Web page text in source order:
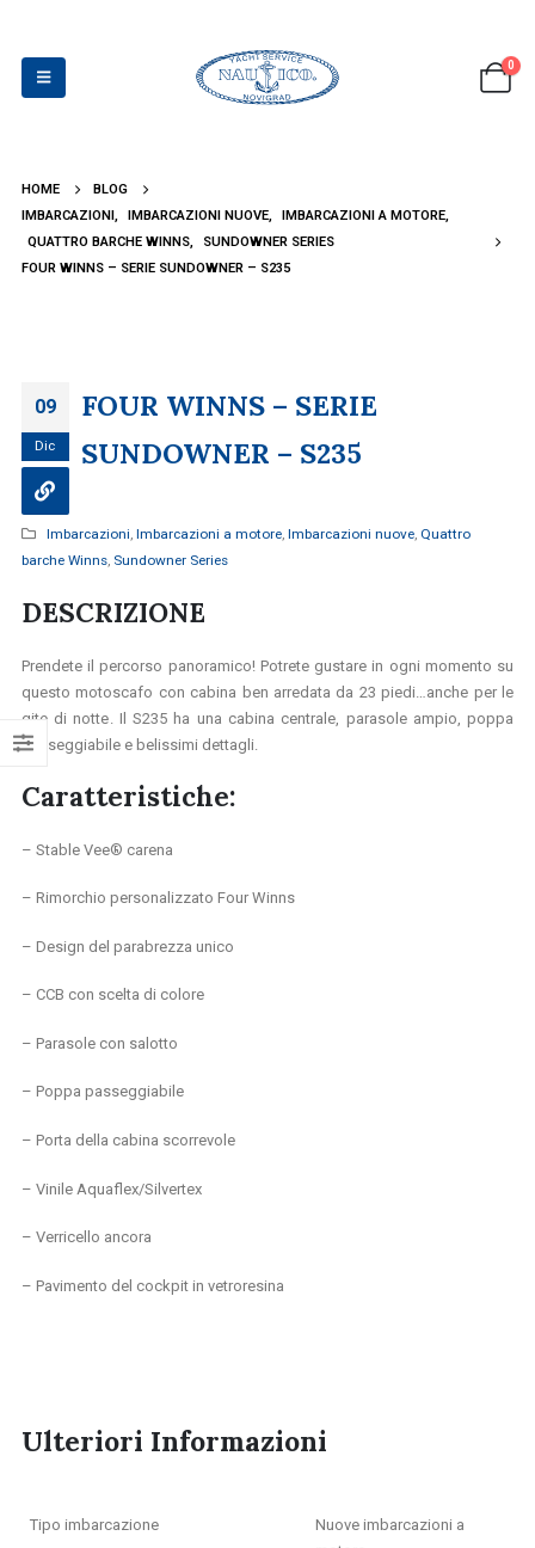
0
HOME
BLOG
IMBARCAZIONI, IMBARCAZIONI NUOVE, IMBARCAZIONI A MOTORE,
QUATTRO BARCHE WINNS,
SUNDOWNER SERIES
FOUR WINNS – SERIE SUNDOWNER – S235
09
Dic
FOUR WINNS – SERIE
SUNDOWNER – S235
Imbarcazioni, Imbarcazioni a motore, Imbarcazioni nuove, Quattro
barche Winns, Sundowner Series
DESCRIZIONE
Prendete il percorso panoramico! Potrete gustare in ogni momento su
questo motoscafo con cabina ben arredata da 23 piedi…anche per le
gite di notte. Il S235 ha una cabina centrale, parasole ampio, poppa
passeggiabile e belissimi dettagli.
Caratteristiche:
– Stable Vee® carena
– Rimorchio personalizzato Four Winns
– Design del parabrezza unico
– CCB con scelta di colore
– Parasole con salotto
– Poppa passeggiabile
– Porta della cabina scorrevole
– Vinile Aquaflex/Silvertex
– Verricello ancora
– Pavimento del cockpit in vetroresina
Ulteriori Informazioni
Tipo imbarcazione
Nuove imbarcazioni a